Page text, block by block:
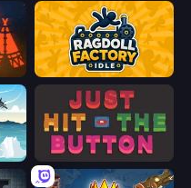
Ragdoll Factory Idle
Just Hit the Button